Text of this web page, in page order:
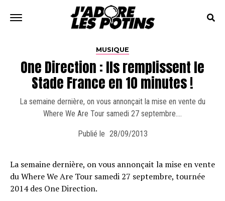
MUSIQUE
One Direction : Ils remplissent le
Stade France en 10 minutes !
La semaine dernière, on vous annonçait la mise en vente du
Where We Are Tour samedi 27 septembre….
Publié le 28/09/2013
La semaine dernière, on vous annonçait la mise en vente
du Where We Are Tour samedi 27 septembre, tournée
2014 des One Direction.